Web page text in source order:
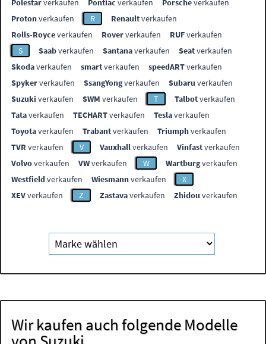
Polestarverkaufen Pontiac verkaufen Porscheverkaufen
Protonverkaufen R Renaultverkaufen
Rolls-Royceverkaufen Roververkaufen RUFverkaufen
S
Saabverkaufen Santanaverkaufen Seatverkaufen
Skodaverkaufen smartverkaufen speedARTverkaufen
Spykerverkaufen SsangYongverkaufen Subaru verkaufen
Suzuki verkaufen SWM verkaufen T Talbotverkaufen
Tataverkaufen TECHARTverkaufen Teslaverkaufen
Toyotaverkaufen Trabantverkaufen Triumphverkaufen
TVR verkaufen V Vauxhallverkaufen Vinfastverkaufen
Volvoverkaufen VWverkaufen W Wartburgverkaufen
Westfieldverkaufen Wiesmannverkaufen
X
XEVverkaufen Z Zastavaverkaufen Zhidou verkaufen
Wir kaufen auch folgende Modelle